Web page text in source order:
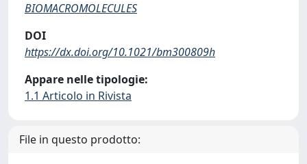
BIOMACROMOLECULES
DOI
https://dx.doi.org/10.1021/bm300809h
Appare nelle tipologie:
1.1 Articolo in Rivista
File in questo prodotto: